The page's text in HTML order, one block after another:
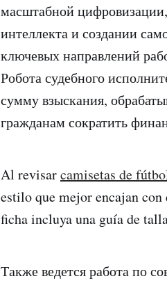
масштабной
интеллекта и создании
ключевых направлений
Робота судебного
сумму взыскания,
гражданам сократить
Al revisarcamisetas de
estilo que mejor encajan
ficha incluya una guía de
Также ведется работа по